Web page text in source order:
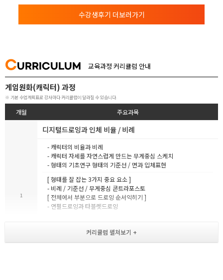
수강생후기 더보러가기
CURRICULUM 교육과정 커리큘럼 안내
게임원화(캐릭터) 과정
※ 기본 수업계획표로 강사마다 커리큘럼이 달라질 수 있습니다.
개월 주요과목
1
디지털드로잉과 인체 비율 / 비례
- 캐릭터의 비율과 비례
- 캐릭터 자세를 자연스럽게 만드는 무게중심 스케치
- 형태의 기초연구 형태의 기준선 / 면과 입체표현
[ 형태를 잘 잡는 3가지 중요 요소 ]
- 비례 / 기준선 / 무게중심 콘트라포스토
[ 전체에서 부분으로 드로잉 순서익히기 ]
- 연필드로잉과 타블렛드로잉
- 남녀 인체의 비율구성 연령대별 차이
- 3등신 / 5등신 / 8등신 캐릭터의 바디스케치